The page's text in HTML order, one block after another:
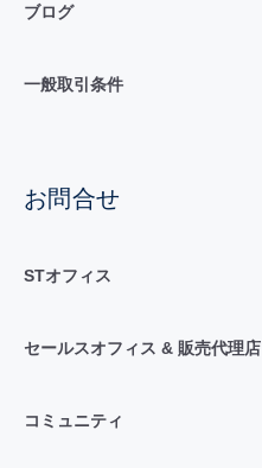
ブログ
一般取引条件
お問合せ
STオフィス
セールスオフィス & 販売代理店
コミュニティ